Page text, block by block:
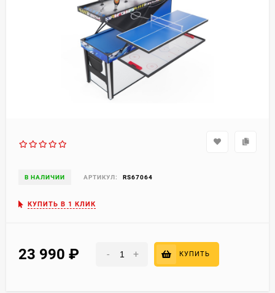
В НАЛИЧИИ АРТИКУЛ: RS67064
КУПИТЬ В 1 КЛИК
23 990 - + КУПИТЬ